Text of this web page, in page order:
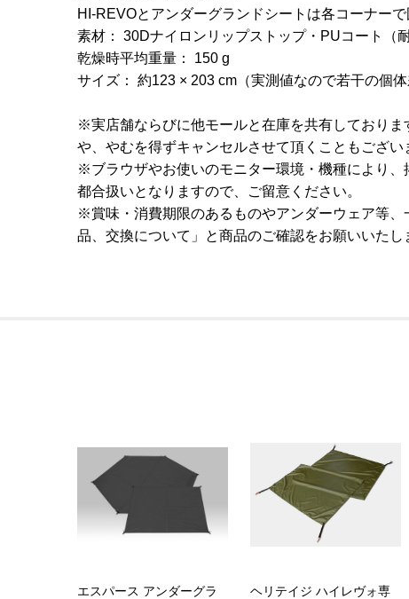
HI-REVOとアンダーグランドシートは各コーナー
素材： 30Dナイロンリップストップ・PUコート（
乾燥時平均重量： 150 g
サイズ： 約123 × 203 cm（実測値なので若干の個体
※実店舗ならびに他モールと在庫を共有しており
や、やむを得ずキャンセルさせて頂くこともござい
※ブラウザやお使いのモニター環境・機種により
都合扱いとなりますので、ご留意ください。
※賞味・消費期限のあるものやアンダーウェア等
品、交換について」と商品のご確認をお願いいたし
エスパース アンダーグラ
ヘリテイジ ハイレヴォ専